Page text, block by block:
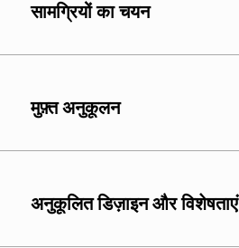
सामग्रियों का चयन
मुफ़्त अनुकूलन
अनुकूलित डिज़ाइन और विशेषताएं